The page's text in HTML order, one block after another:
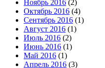
Ноябрь 2016 (2)
Октябрь 2016 (4)
Сентябрь 2016 (1)
Август 2016 (1)
Июль 2016 (2)
Июнь 2016 (1)
Май 2016 (1)
Апрель 2016 (3)